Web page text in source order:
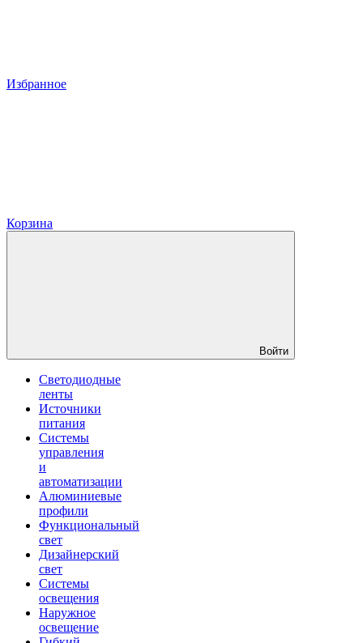
Избранное
Корзина
Войти
Светодиодные
ленты
Источники
питания
Системы
управления
и
автоматизации
Алюминиевые
профили
Функциональный
свет
Дизайнерский
свет
Системы
освещения
Наружное
освещение